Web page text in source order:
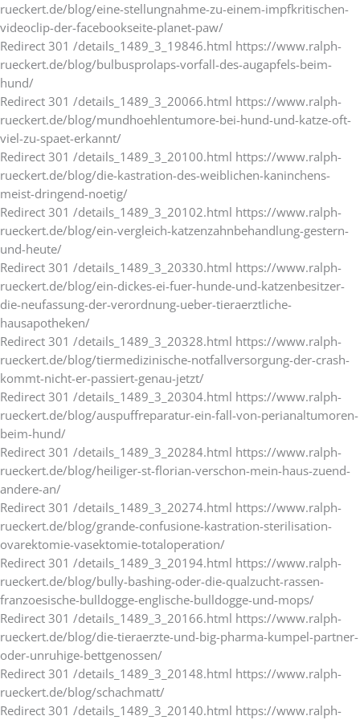
rueckert.de/blog/eine-stellungnahme-zu-einem-impfkritischen-
videoclip-der-facebookseite-planet-paw/
Redirect 301 /details_1489_3_19846.html https://www.ralph-
rueckert.de/blog/bulbusprolaps-vorfall-des-augapfels-beim-
hund/
Redirect 301 /details_1489_3_20066.html https://www.ralph-
rueckert.de/blog/mundhoehlentumore-bei-hund-und-katze-oft-
viel-zu-spaet-erkannt/
Redirect 301 /details_1489_3_20100.html https://www.ralph-
rueckert.de/blog/die-kastration-des-weiblichen-kaninchens-
meist-dringend-noetig/
Redirect 301 /details_1489_3_20102.html https://www.ralph-
rueckert.de/blog/ein-vergleich-katzenzahnbehandlung-gestern-
und-heute/
Redirect 301 /details_1489_3_20330.html https://www.ralph-
rueckert.de/blog/ein-dickes-ei-fuer-hunde-und-katzenbesitzer-
die-neufassung-der-verordnung-ueber-tieraerztliche-
hausapotheken/
Redirect 301 /details_1489_3_20328.html https://www.ralph-
rueckert.de/blog/tiermedizinische-notfallversorgung-der-crash-
kommt-nicht-er-passiert-genau-jetzt/
Redirect 301 /details_1489_3_20304.html https://www.ralph-
rueckert.de/blog/auspuffreparatur-ein-fall-von-perianaltumoren-
beim-hund/
Redirect 301 /details_1489_3_20284.html https://www.ralph-
rueckert.de/blog/heiliger-st-florian-verschon-mein-haus-zuend-
andere-an/
Redirect 301 /details_1489_3_20274.html https://www.ralph-
rueckert.de/blog/grande-confusione-kastration-sterilisation-
ovarektomie-vasektomie-totaloperation/
Redirect 301 /details_1489_3_20194.html https://www.ralph-
rueckert.de/blog/bully-bashing-oder-die-qualzucht-rassen-
franzoesische-bulldogge-englische-bulldogge-und-mops/
Redirect 301 /details_1489_3_20166.html https://www.ralph-
rueckert.de/blog/die-tieraerzte-und-big-pharma-kumpel-partner-
oder-unruhige-bettgenossen/
Redirect 301 /details_1489_3_20148.html https://www.ralph-
rueckert.de/blog/schachmatt/
Redirect 301 /details_1489_3_20140.html https://www.ralph-